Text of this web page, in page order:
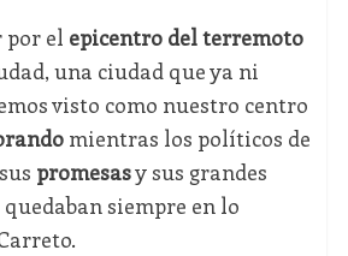
por el epicentro del terremoto
una ciudad que ya ni
visto como nuestro centro
mientras los políticos de
promesasy sus grandes
siempre en lo